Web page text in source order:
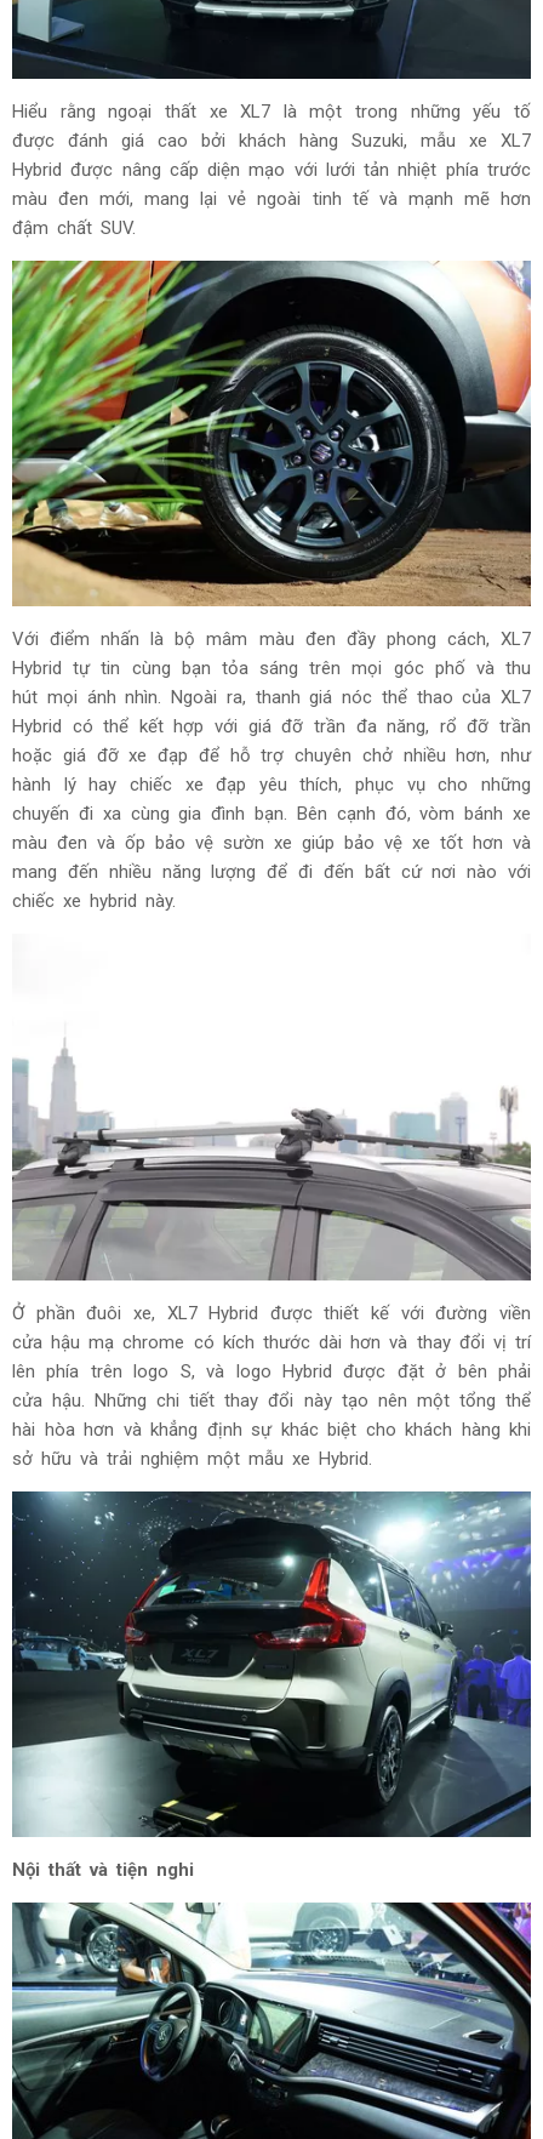
Hiểu rằng ngoại thất xe XL7 là một trong những yếu tố
được đánh giá cao bởi khách hàng Suzuki, mẫu xe XL7
Hybrid được nâng cấp diện mạo với lưới tản nhiệt phía trước
màu đen mới, mang lại vẻ ngoài tinh tế và mạnh mẽ hơn
đậm chất SUV.
Với điểm nhấn là bộ mâm màu đen đầy phong cách, XL7
Hybrid tự tin cùng bạn tỏa sáng trên mọi góc phố và thu
hút mọi ánh nhìn. Ngoài ra, thanh giá nóc thể thao của XL7
Hybrid có thể kết hợp với giá đỡ trần đa năng, rổ đỡ trần
hoặc giá đỡ xe đạp để hỗ trợ chuyên chở nhiều hơn, như
hành lý hay chiếc xe đạp yêu thích, phục vụ cho những
chuyến đi xa cùng gia đình bạn. Bên cạnh đó, vòm bánh xe
màu đen và ốp bảo vệ sườn xe giúp bảo vệ xe tốt hơn và
mang đến nhiều năng lượng để đi đến bất cứ nơi nào với
chiếc xe hybrid này.
Ở phần đuôi xe, XL7 Hybrid được thiết kế với đường viền
cửa hậu mạ chrome có kích thước dài hơn và thay đổi vị trí
lên phía trên logo S, và logo Hybrid được đặt ở bên phải
cửa hậu. Những chi tiết thay đổi này tạo nên một tổng thể
hài hòa hơn và khẳng định sự khác biệt cho khách hàng khi
sở hữu và trải nghiệm một mẫu xe Hybrid.
Nội thất và tiện nghi